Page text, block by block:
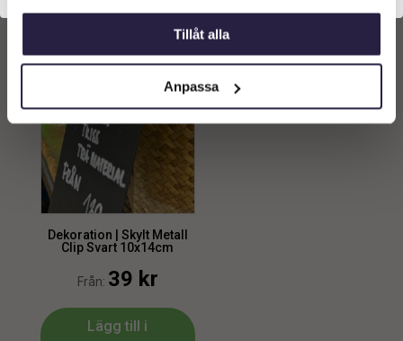
Tillåt alla
Anpassa
Dekoration | Skylt Metall
Clip Svart 10x14cm
Från: 39 kr
Lägg till i